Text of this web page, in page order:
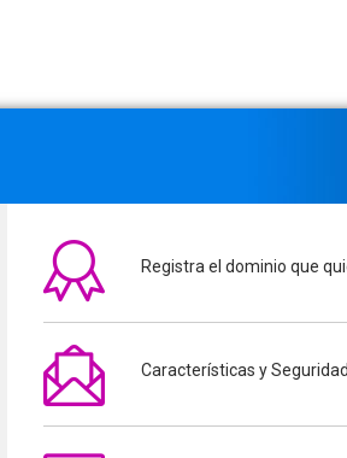
Registra el dominio que
Características y